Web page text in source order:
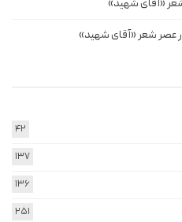
«آقای شهید»
عصر شعر «آقای شهید»
42
137
136
251